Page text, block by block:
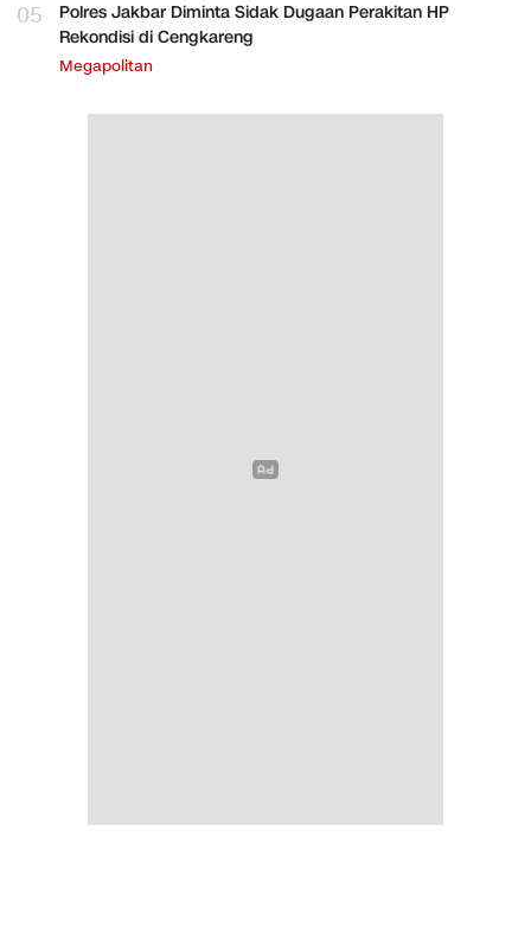
05
Polres Jakbar Diminta Sidak Dugaan Perakitan HP
Rekondisi di Cengkareng
Megapolitan